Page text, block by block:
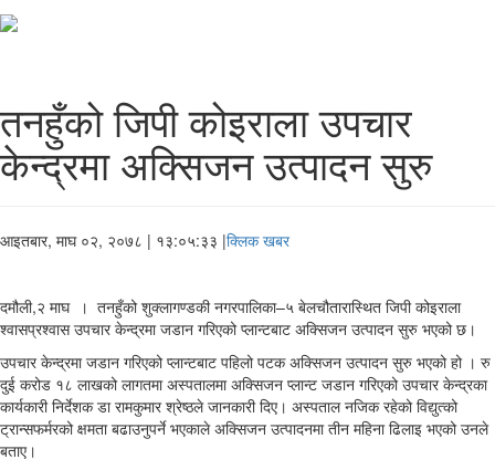
तनहुँको जिपी कोइराला उपचार
केन्द्रमा अक्सिजन उत्पादन सुरु
आइतबार, माघ ०२, २०७८ | १३:०५:३३ |क्लिक खबर
दमौली,२ माघ । तनहुँको शुक्लागण्डकी नगरपालिका–५ बेलचौतारास्थित जिपी कोइराला
श्वासप्रश्वास उपचार केन्द्रमा जडान गरिएको प्लान्टबाट अक्सिजन उत्पादन सुरु भएको छ।
उपचार केन्द्रमा जडान गरिएको प्लान्टबाट पहिलो पटक अक्सिजन उत्पादन सुरु भएको हो । रु
दुई करोड १८ लाखको लागतमा अस्पतालमा अक्सिजन प्लान्ट जडान गरिएको उपचार केन्द्रका
कार्यकारी निर्देशक डा रामकुमार श्रेष्ठले जानकारी दिए। अस्पताल नजिक रहेको विद्युत्को
ट्रान्सफर्मरको क्षमता बढाउनुपर्ने भएकाले अक्सिजन उत्पादनमा तीन महिना ढिलाइ भएको उनले
बताए।